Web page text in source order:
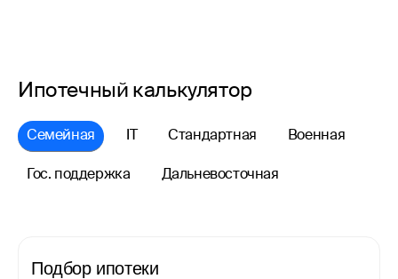
Ипотечный калькулятор
Семейная Стандартная Военная
Гос. поддержка Дальневосточная
Подбор ипотеки